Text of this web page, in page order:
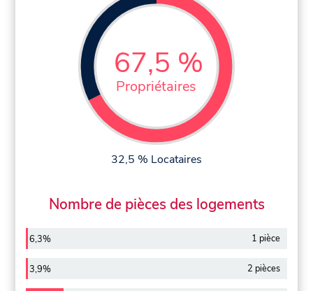
67,5 %
Propriétaires
32,5 % Locataires
Nombre de pièces des logements
6,3% 1 pièce
3,9% 2 pièces